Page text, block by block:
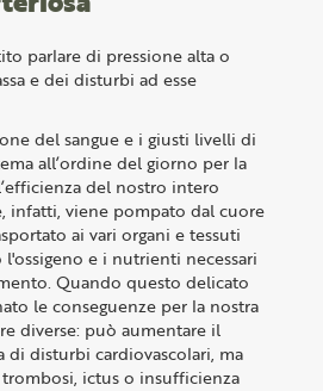
parlare di pressione alta o
e dei disturbi ad esse
del sangue e i giusti livelli di
all’ordine del giorno per la
del nostro intero
infatti, viene pompato dal cuore
ai vari organi e tessuti
e i nutrienti necessari
Quando questo delicato
le conseguenze per la nostra
diverse: può aumentare il
di disturbi cardiovascolari, ma
ictus o insufficienza